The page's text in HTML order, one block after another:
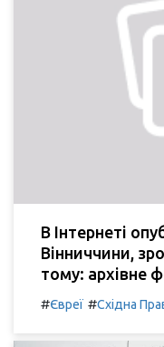
В Інтернеті
Вінниччини,
тому: архівне
#Євреї #Східна